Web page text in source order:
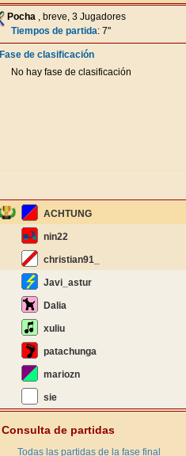
Pocha , breve, 3 Jugadores
Tiempos de partida: 7"
Fase de clasificación
No hay fase de clasificación
ACHTUNG
nin22
christian91_
Javi_astur
Dalia
xuliu
patachunga
mariozn
sie
Consulta de partidas
Todas las partidas de la fase final